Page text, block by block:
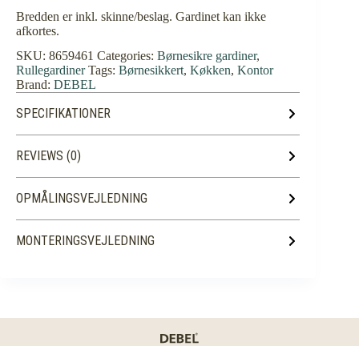
Bredden er inkl. skinne/beslag. Gardinet kan ikke
afkortes.
SKU: 8659461 Categories: Børnesikre gardiner,
Rullegardiner Tags: Børnesikkert, Køkken, Kontor
Brand: DEBEL
SPECIFIKATIONER
REVIEWS (0)
OPMÅLINGSVEJLEDNING
MONTERINGSVEJLEDNING